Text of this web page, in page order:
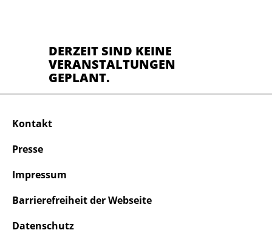
DERZEIT SIND KEINE
VERANSTALTUNGEN
GEPLANT.
Kontakt
Presse
Impressum
Barrierefreiheit der Webseite
Datenschutz